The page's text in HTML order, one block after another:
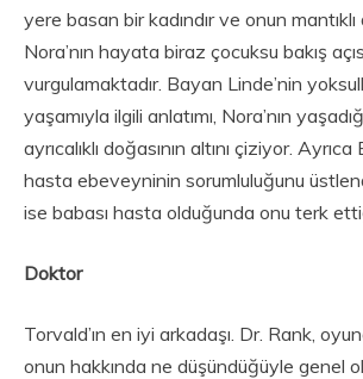
yere basan bir kadındır ve onun mantıklı
Nora’nın hayata biraz çocuksu bakış
vurgulamaktadır. Bayan Linde’nin
yaşamıyla ilgili anlatımı, Nora’nın
ayrıcalıklı doğasının altını çiziyor.
hasta ebeveyninin sorumluluğunu
ise babası hasta olduğunda onu terk
Doktor
Torvald’ın en iyi arkadaşı. Dr. Rank,
onun hakkında ne düşündüğüyle genel